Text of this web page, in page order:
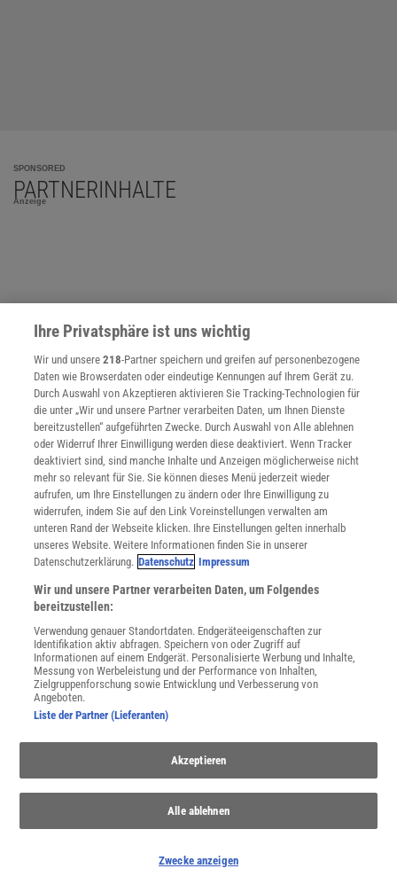
SPONSORED
PARTNERINHALTE
Anzeige
NACH OBEN
Für Sie im Spektrum-Shop und am Kiosk:
Spektrum.de-Newsletter abonnieren
JETZT ANMELDEN!
Sie können unsere Newsletter jederzeit wieder abbestellen. Infos zu unserem Umgang
mit Ihren personenbezogenen Daten finden Sie in unserer
Ihre Privatsphäre ist uns wichtig
Wir und unsere218-Partner speichern und greifen auf personenbezogene
Daten wie Browserdaten oder eindeutige Kennungen auf Ihrem Gerät zu.
Durch Auswahl von Akzeptieren aktivieren Sie Tracking-Technologien für
die unter „Wir und unsere Partner verarbeiten Daten, um Ihnen Dienste
bereitzustellen“ aufgeführten Zwecke. Durch Auswahl von Alle ablehnen
oder Widerruf Ihrer Einwilligung werden diese deaktiviert. Wenn Tracker
deaktiviert sind, sind manche Inhalte und Anzeigen möglicherweise nicht
mehr so relevant für Sie. Sie können dieses Menü jederzeit wieder
aufrufen, um Ihre Einstellungen zu ändern oder Ihre Einwilligung zu
widerrufen, indem Sie auf den Link Voreinstellungen verwalten am
unteren Rand der Webseite klicken. Ihre Einstellungen gelten innerhalb
unseres Website. Weitere Informationen finden Sie in unserer
Datenschutzerklärung. Datenschutz Impressum
Wir und unsere Partner verarbeiten Daten, um Folgendes
bereitzustellen:
Verwendung genauer Standortdaten. Endgeräteeigenschaften zur
Identifikation aktiv abfragen. Speichern von oder Zugriff auf
Informationen auf einem Endgerät. Personalisierte Werbung und Inhalte,
Messung von Werbeleistung und der Performance von Inhalten,
Zielgruppenforschung sowie Entwicklung und Verbesserung von
Angeboten.
Liste der Partner (Lieferanten)
Akzeptieren
Alle ablehnen
Zwecke anzeigen